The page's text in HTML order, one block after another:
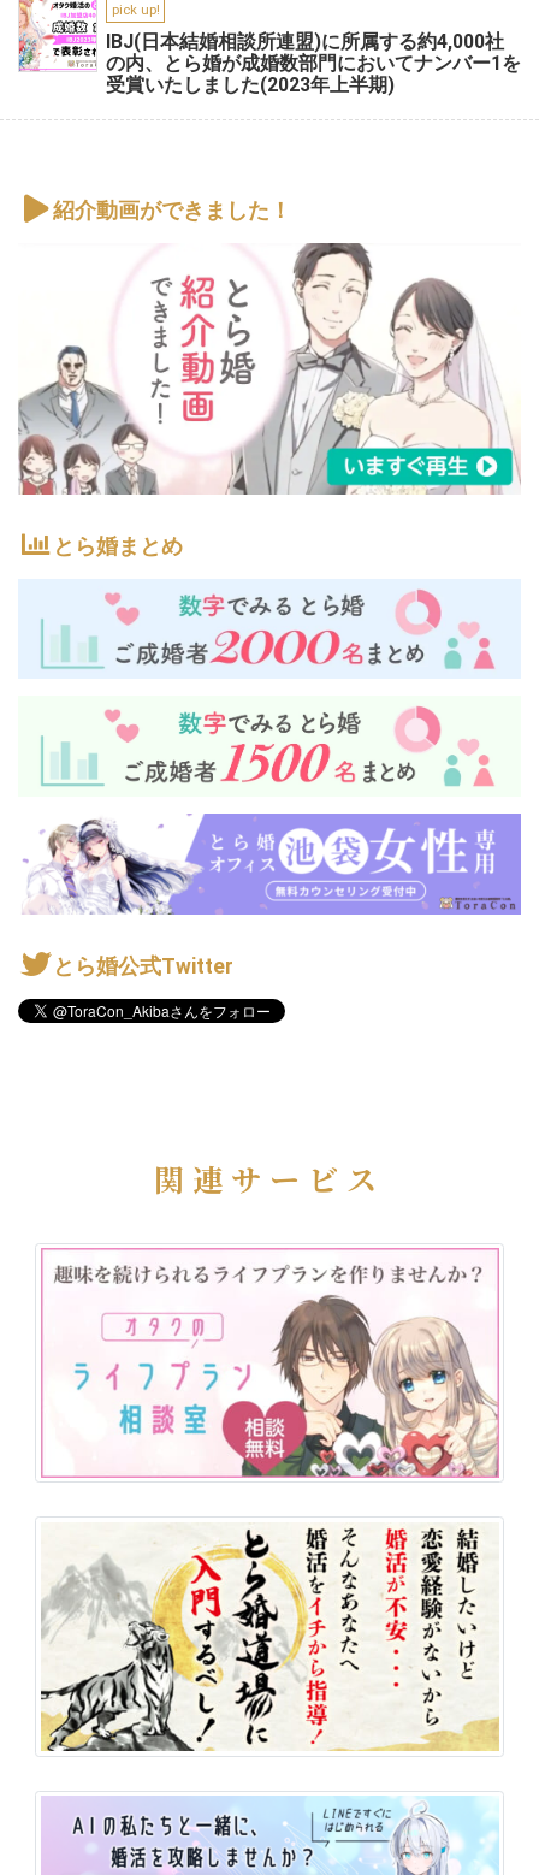
pick up!
IBJ(日本結婚相談所連盟)に所属する約4,000社
の内、とら婚が成婚数部門においてナンバー1を
受賞いたしました(2023年上半期)
紹介動画ができました！
とら婚まとめ
とら婚公式Twitter
関連サービス